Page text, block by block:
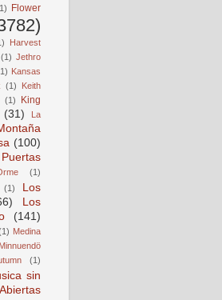
Flower
Harvest
(1) Jethro
Kansas
(1)
Keith
(1)
King
(31)
La
(100)
(1)
(1)
Los
Los
(141)
Medina
Minnuendö
(1)
sin